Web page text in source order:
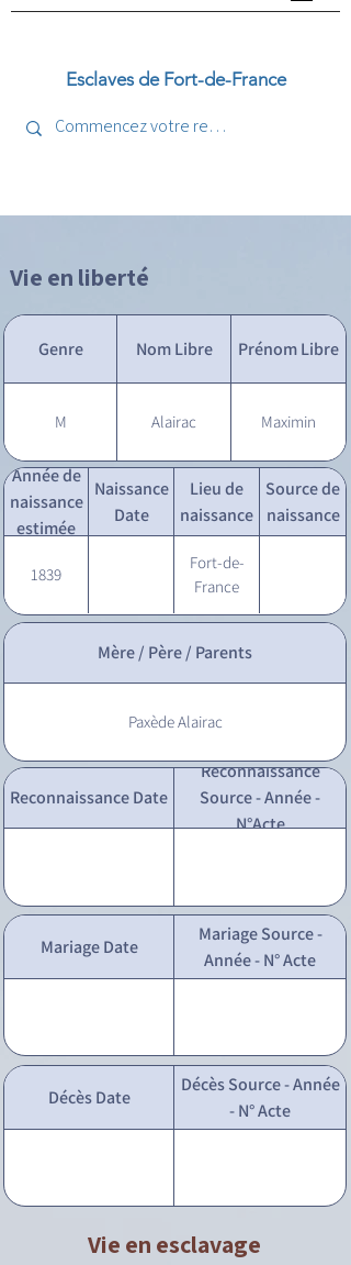
Esclaves de Fort-de-France
Vie en liberté
Genre Nom Libre Prénom Libre
M Alairac Maximin
Année de
naissance
estimée
Naissance
Date
Lieu de
naissance
Source de
naissance
1839
Fort-de-
France
Mère / Père / Parents
Paxède Alairac
Reconnaissance Date
Reconnaissance
Source - Année -
N°Acte
Mariage Date
Mariage Source -
Année - N° Acte
Décès Date
Décès Source - Année
- N° Acte
Vie en esclavage